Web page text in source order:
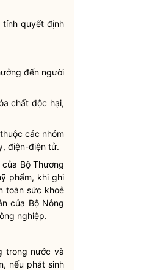
tính quyết định
đến người
chất độc hại,
các nhóm
điện-điện tử.
Bộ Thương
phẩm, khi ghi
toàn sức khoẻ
của Bộ Nông
nghiệp.
trong nước và
nếu phát sinh